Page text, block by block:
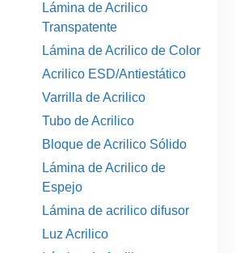
Lámina de Acrilico
Transpatente
Lámina de Acrilico de Color
Acrilico ESD/Antiestático
Varrilla de Acrilico
Tubo de Acrilico
Bloque de Acrilico Sólido
Lámina de Acrilico de
Espejo
Lámina de acrilico difusor
Luz Acrilico